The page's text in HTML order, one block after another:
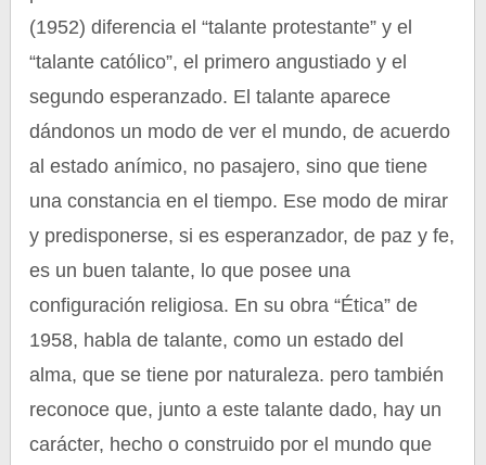
(1952) diferencia el “talante protestante” y el
“talante católico”, el primero angustiado y el
segundo esperanzado. El talante aparece
dándonos un modo de ver el mundo, de acuerdo
al estado anímico, no pasajero, sino que tiene
una constancia en el tiempo. Ese modo de mirar
y predisponerse, si es esperanzador, de paz y fe,
es un buen talante, lo que posee una
configuración religiosa. En su obra “Ética” de
1958, habla de talante, como un estado del
alma, que se tiene por naturaleza. pero también
reconoce que, junto a este talante dado, hay un
carácter, hecho o construido por el mundo que